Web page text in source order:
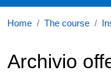
Home The course
Archivio